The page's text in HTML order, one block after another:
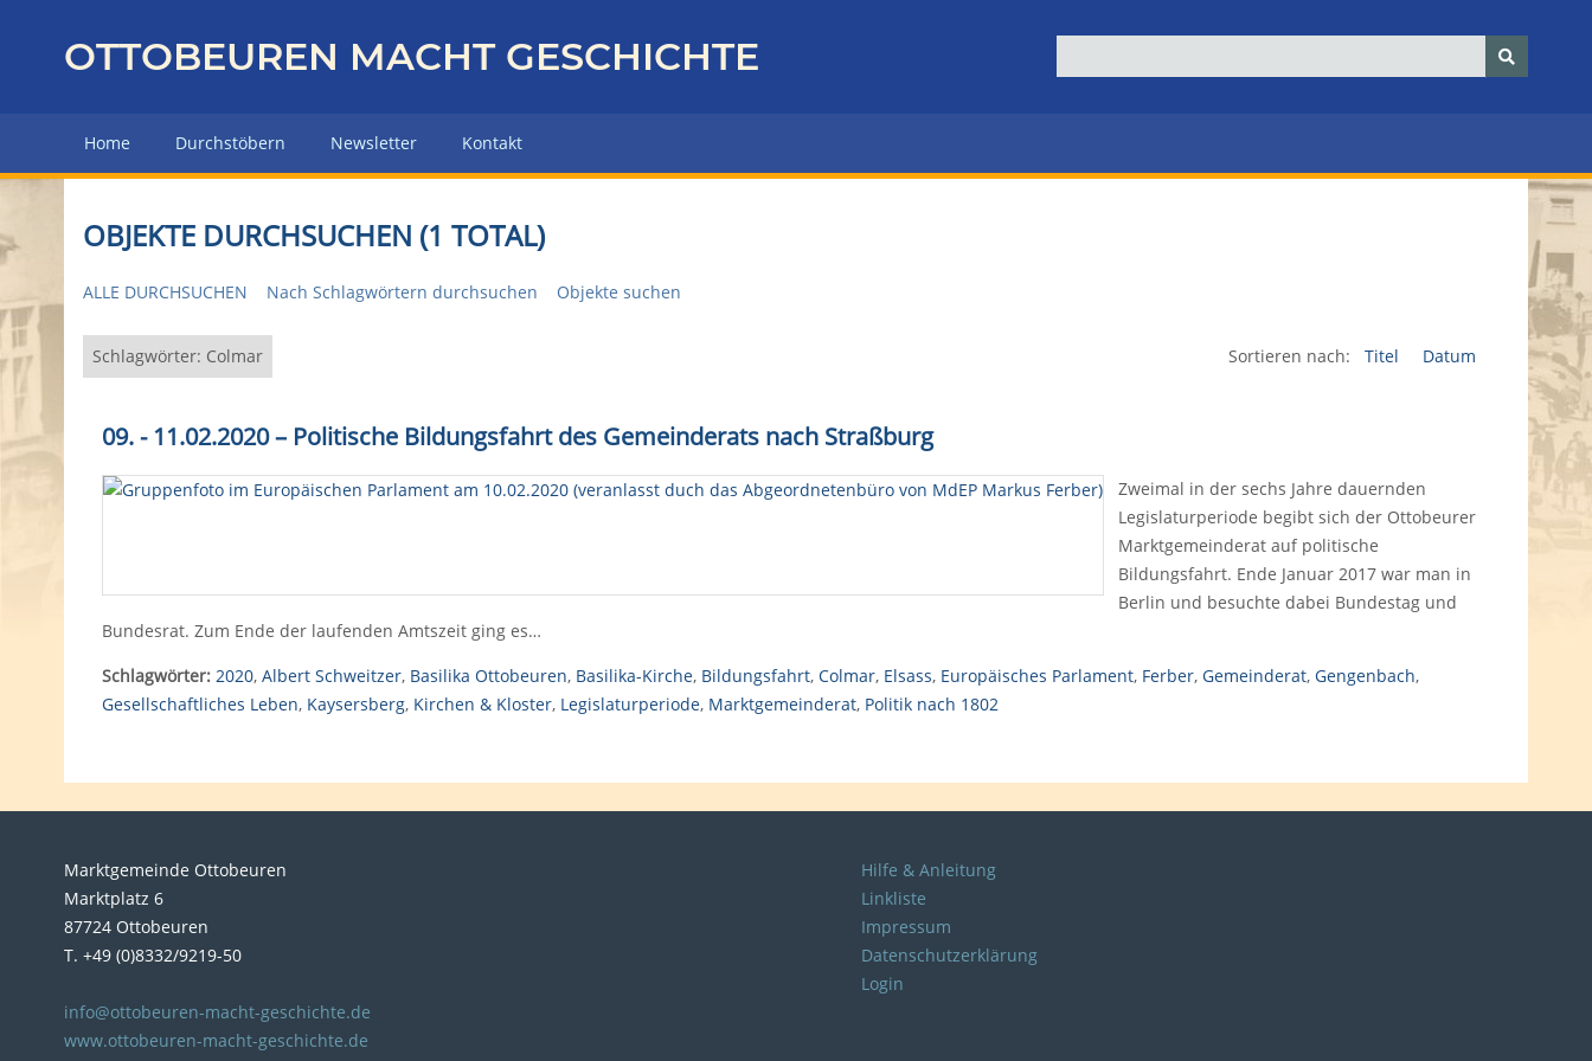
z
r
H
u
p
e
OTTOBEUREN MACHT GESCHICHTE
Home Durchstöbern Newsletter Kontakt
OBJEKTE DURCHSUCHEN (1 TOTAL)
ALLE DURCHSUCHEN Nach Schlagwörtern durchsuchen Objekte suchen
Schlagwörter: Colmar Sortieren nach: Titel Datum
09. - 11.02.2020 – Politische Bildungsfahrt des Gemeinderats nach Straßburg
Zweimal in der sechs Jahre dauernden
Legislaturperiode begibt sich der Ottobeurer
Marktgemeinderat auf politische
Bildungsfahrt. Ende Januar 2017 war man in
Berlin und besuchte dabei Bundestag und
Bundesrat. Zum Ende der laufenden Amtszeit ging es…
Schlagwörter: 2020, Albert Schweitzer, Basilika Ottobeuren, Basilika-Kirche, Bildungsfahrt, Colmar, Elsass, Europäisches Parlament, Ferber, Gemeinderat, Gengenbach,
Gesellschaftliches Leben, Kaysersberg, Kirchen & Kloster, Legislaturperiode, Marktgemeinderat, Politik nach 1802
Marktgemeinde Ottobeuren
Marktplatz 6
87724 Ottobeuren
T. +49 (0)8332/9219-50
info@ottobeuren-macht-geschichte.de
www.ottobeuren-macht-geschichte.de
Hilfe & Anleitung
Linkliste
Impressum
Datenschutzerklärung
Login